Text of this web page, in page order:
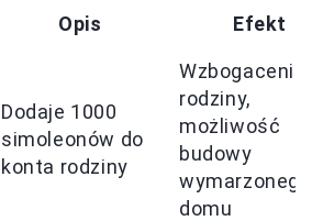
Opis Efekt
Dodaje 1000
simoleonów do
konta rodziny
Wzbogacenie
rodziny,
możliwość
budowy
wymarzonego
domu